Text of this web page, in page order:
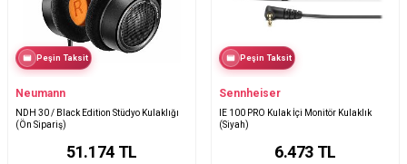
Peşin Taksit
Neumann
NDH 30 / Black Edition Stüdyo Kulaklığı
(Ön Sipariş)
51.174TL
Peşin Taksit
Sennheiser
IE 100 PRO Kulak İçi Monitör Kulaklık
(Siyah)
6.473 TL